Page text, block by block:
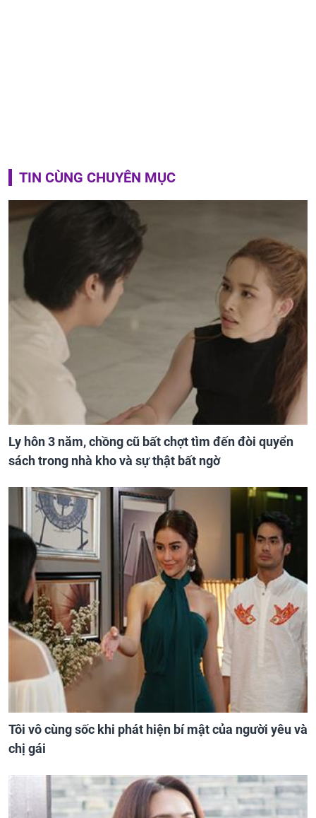
TIN CÙNG CHUYÊN MỤC
Ly hôn 3 năm, chồng cũ bất chợt tìm đến đòi quyển
sách trong nhà kho và sự thật bất ngờ
Tôi vô cùng sốc khi phát hiện bí mật của người yêu và
chị gái